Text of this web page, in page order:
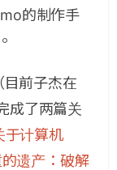
的制作手
前子杰在
成了两篇关
于计算机
遗产：破解